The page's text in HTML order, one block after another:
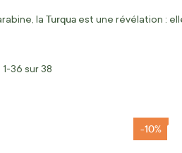
la Turqua est une révélation :
1-36 sur38
-10%